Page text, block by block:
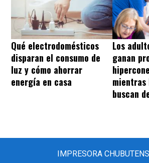
Qué electrodomésticos
disparan el consumo de
luz y cómo ahorrar
energía en casa
Los
ganan
mientras
buscan
IMPRESORA